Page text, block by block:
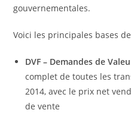
gouvernementales.
Voici les principales bases
DVF – Demandes de
complet de toutes les
2014, avec le prix net
de vente